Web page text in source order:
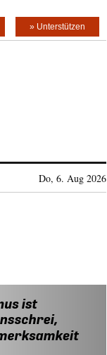
» Unterstützen
Do, 6. Aug 2026